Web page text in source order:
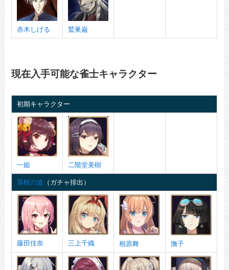
赤木しげる 鷲巣巌
現在入手可能な雀士キャラクター
初期キャラクター
一姫 二階堂美樹
落桜の道 （ガチャ排出）
藤田佳奈 三上千織 相原舞 撫子